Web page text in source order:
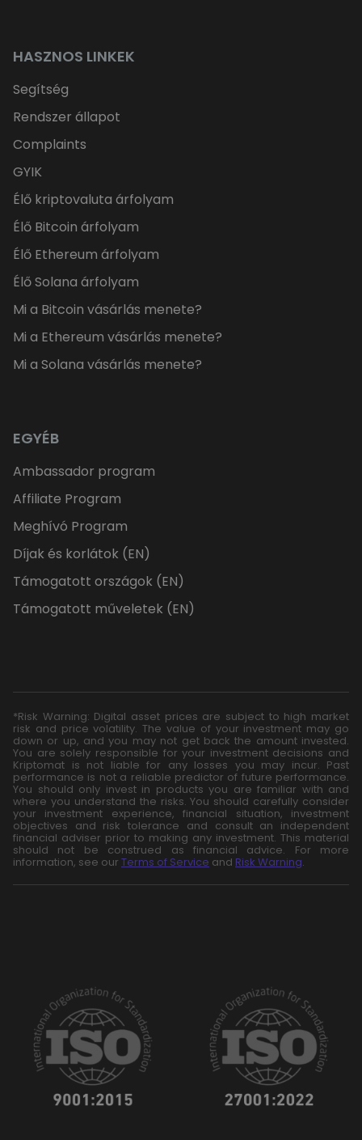
HASZNOS LINKEK
Segítség
Rendszer állapot
Complaints
GYIK
Élő kriptovaluta árfolyam
Élő Bitcoin árfolyam
Élő Ethereum árfolyam
Élő Solana árfolyam
Mi a Bitcoin vásárlás menete?
Mi a Ethereum vásárlás menete?
Mi a Solana vásárlás menete?
EGYÉB
Ambassador program
Affiliate Program
Meghívó Program
Díjak és korlátok (EN)
Támogatott országok (EN)
Támogatott műveletek (EN)
*Risk Warning: Digital asset prices are subject to high market
risk and price volatility. The value of your investment may go
down or up, and you may not get back the amount invested.
You are solely responsible for your investment decisions and
Kriptomat is not liable for any losses you may incur. Past
performance is not a reliable predictor of future performance.
You should only invest in products you are familiar with and
where you understand the risks. You should carefully consider
your investment experience, financial situation, investment
objectives and risk tolerance and consult an independent
financial adviser prior to making any investment. This material
should not be construed as financial advice. For more
information, see our Terms of Service and Risk Warning.